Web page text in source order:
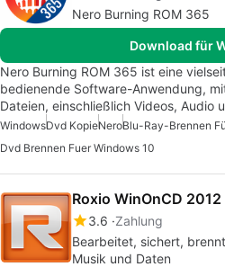
Nero Burning ROM 365
Download für
Nero Burning ROM 365 ist eine
bedienende Software-Anwendung,
Dateien, einschließlich Videos, Audio
WindowsDvd KopieNeroBlu-Ray-Brennen
Dvd Brennen Fuer Windows 10
Roxio WinOnCD 2012
3.6 Zahlung
Bearbeitet, sichert,
Musik und Daten